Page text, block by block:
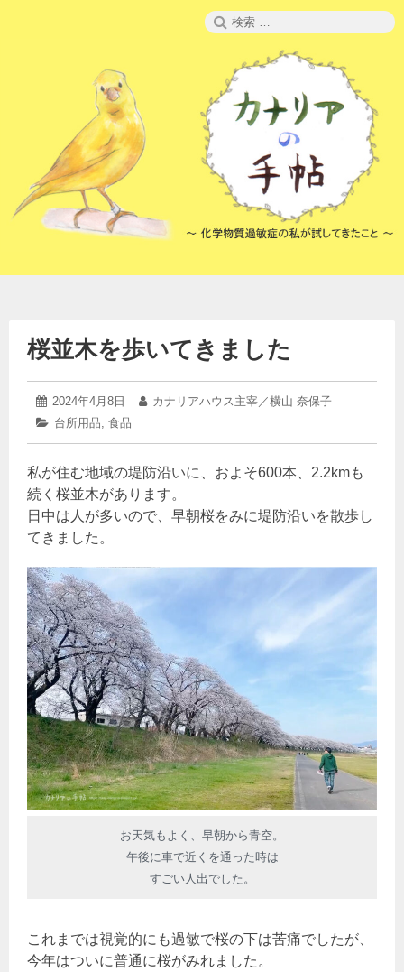
検
索:
桜並木を歩いてきました
投
稿
2024年4月8日
2024
年
4
月
日
投
カナリアハウス主宰／横山 奈保子
カ
リ
ー:
台所用品, 食品
私が住む地域の堤防沿いに、およそ600本、2.2kmも
続く桜並木があります。
日中は人が多いので、早朝桜をみに堤防沿いを散歩し
てきました。
お天気もよく、早朝から青空。
午後に車で近くを通った時は
すごい人出でした。
これまでは視覚的にも過敏で桜の下は苦痛でしたが、
今年はついに普通に桜がみれました。